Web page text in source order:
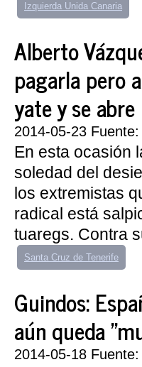
Izquierda Unida Canaria
Alberto
pagarla pero
yate y se
2014-05-23
En esta ocasión
soledad del
los extremistas
radical está
tuaregs. Contra
Santa Cruz de Tenerife
Guindos:
aún queda
2014-05-18